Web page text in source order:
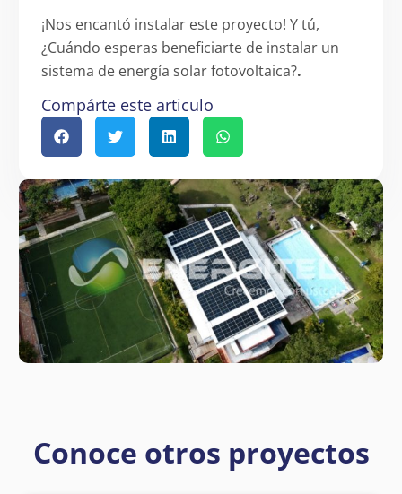
¡Nos encantó instalar este proyecto! Y tú,
¿Cuándo esperas beneficiarte de instalar un
sistema de energía solar fotovoltaica?.
Compárte este articulo
Conoce otros proyectos